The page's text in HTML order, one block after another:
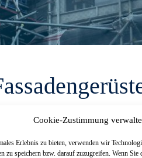
Cookie-Zustimmung
Erlebnis zu bieten, verwenden wir
zu speichern bzw. darauf zuzugreifen. Wenn Sie